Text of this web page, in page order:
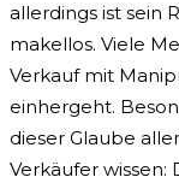
allerdings ist sein
makellos. Viele
Verkauf mit
einhergeht.
dieser Glaube
Verkäufer wissen: